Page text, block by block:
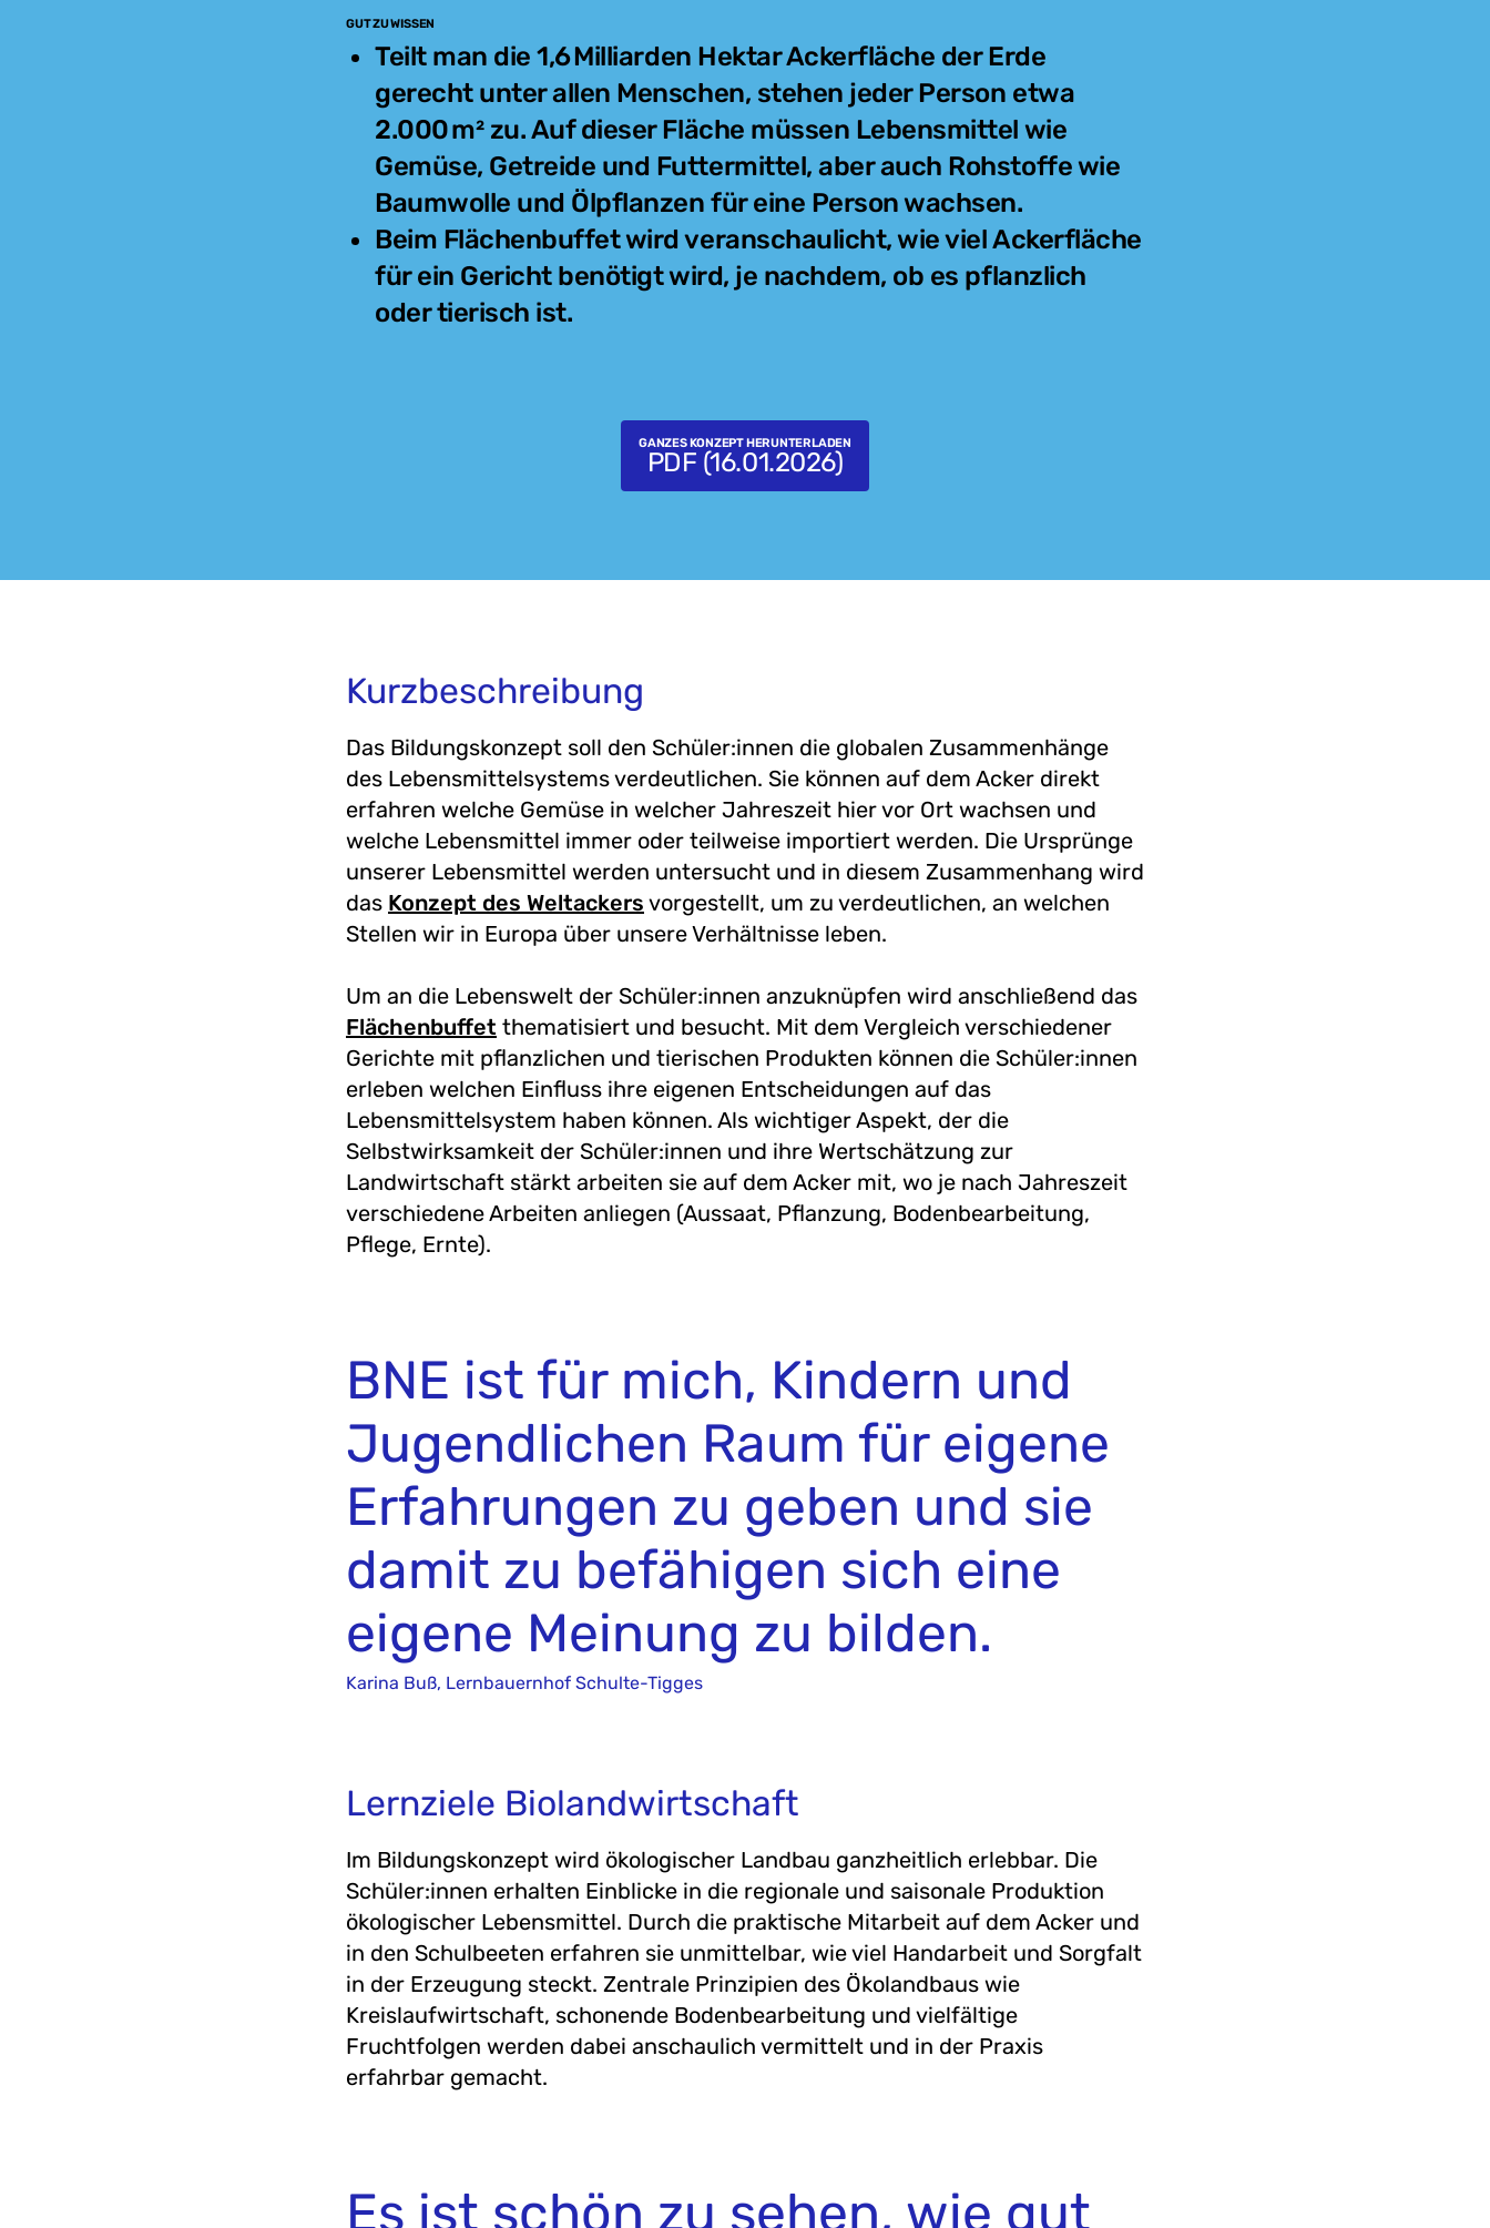
GUT ZU WISSEN
Teilt man die 1,6 Milliarden Hektar Ackerfläche der Erde
gerecht unter allen Menschen, stehen jeder Person etwa
2.000 m² zu. Auf dieser Fläche müssen Lebensmittel wie
Gemüse, Getreide und Futtermittel, aber auch Rohstoffe wie
Baumwolle und Ölpflanzen für eine Person wachsen.
Beim Flächenbuffet wird veranschaulicht, wie viel Ackerfläche
für ein Gericht benötigt wird, je nachdem, ob es pflanzlich
oder tierisch ist.
GANZES KONZEPT HERUNTERLADEN
PDF (16.01.2026)
Kurzbeschreibung
Das Bildungskonzept soll den Schüler:innen die globalen Zusammenhänge
des Lebensmittelsystems verdeutlichen. Sie können auf dem Acker direkt
erfahren welche Gemüse in welcher Jahreszeit hier vor Ort wachsen und
welche Lebensmittel immer oder teilweise importiert werden. Die Ursprünge
unserer Lebensmittel werden untersucht und in diesem Zusammenhang wird
das Konzept des Weltackers vorgestellt, um zu verdeutlichen, an welchen
Stellen wir in Europa über unsere Verhältnisse leben.
Um an die Lebenswelt der Schüler:innen anzuknüpfen wird anschließend das
Flächenbuffet thematisiert und besucht. Mit dem Vergleich verschiedener
Gerichte mit pflanzlichen und tierischen Produkten können die Schüler:innen
erleben welchen Einfluss ihre eigenen Entscheidungen auf das
Lebensmittelsystem haben können. Als wichtiger Aspekt, der die
Selbstwirksamkeit der Schüler:innen und ihre Wertschätzung zur
Landwirtschaft stärkt arbeiten sie auf dem Acker mit, wo je nach Jahreszeit
verschiedene Arbeiten anliegen (Aussaat, Pflanzung, Bodenbearbeitung,
Pflege, Ernte).
BNE ist für mich, Kindern und
Jugendlichen Raum für eigene
Erfahrungen zu geben und sie
damit zu befähigen sich eine
eigene Meinung zu bilden.
Karina Buß, Lernbauernhof Schulte-Tigges
Lernziele Biolandwirtschaft
Im Bildungskonzept wird ökologischer Landbau ganzheitlich erlebbar. Die
Schüler:innen erhalten Einblicke in die regionale und saisonale Produktion
ökologischer Lebensmittel. Durch die praktische Mitarbeit auf dem Acker und
in den Schulbeeten erfahren sie unmittelbar, wie viel Handarbeit und Sorgfalt
in der Erzeugung steckt. Zentrale Prinzipien des Ökolandbaus wie
Kreislaufwirtschaft, schonende Bodenbearbeitung und vielfältige
Fruchtfolgen werden dabei anschaulich vermittelt und in der Praxis
erfahrbar gemacht.
Es ist schön zu sehen, wie gut